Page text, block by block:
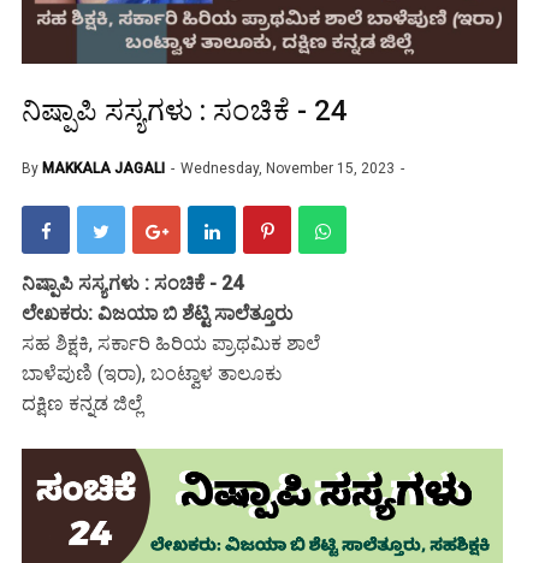
ನಿಷ್ಪಾಪಿ ಸಸ್ಯಗಳು : ಸಂಚಿಕೆ - 24
By MAKKALA JAGALI Wednesday, November 15, 2023
ನಿಷ್ಪಾಪಿ ಸಸ್ಯಗಳು : ಸಂಚಿಕೆ - 24
ಲೇಖಕರು: ವಿಜಯಾ ಬಿ ಶೆಟ್ಟಿ ಸಾಲೆತ್ತೂರು
ಸಹ ಶಿಕ್ಷಕಿ, ಸರ್ಕಾರಿ ಹಿರಿಯ ಪ್ರಾಥಮಿಕ ಶಾಲೆ
ಬಾಳೆಪುಣಿ (ಇರಾ), ಬಂಟ್ವಾಳ ತಾಲೂಕು
ದಕ್ಷಿಣ ಕನ್ನಡ ಜಿಲ್ಲೆ